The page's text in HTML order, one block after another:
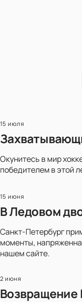
15 июля
Окунитесь в мир
победителем в этой
15 июня
В Ледовом
Санкт-Петербург
моменты,
нашем сайте.
2 июня
Возвращение